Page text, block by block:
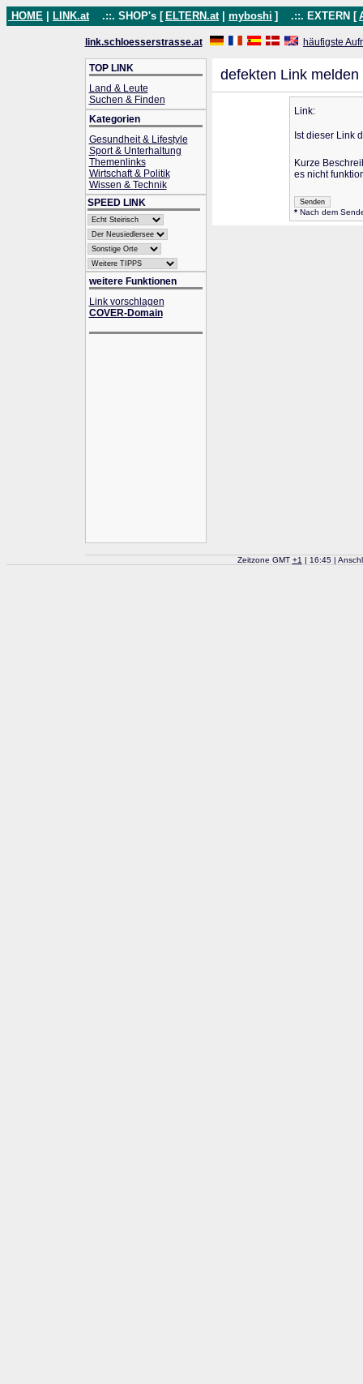
HOME LINK.at .::. SHOP's [ ELTERN.at myboshi ] .::. EXTERN [
link.schloesserstrasse.at häufigste
TOP LINK
Land & Leute
Suchen & Finden
Kategorien
Gesundheit & Lifestyle
Sport & Unterhaltung
Themenlinks
Wirtschaft & Politik
Wissen & Technik
SPEED LINK
weitere Funktionen
Link vorschlagen
COVER-Domain
defekten Link melden
Link:
Ist dieser Link
Kurze
es nicht
* Nach dem
Zeitzone GMT +1 | 16:45 |